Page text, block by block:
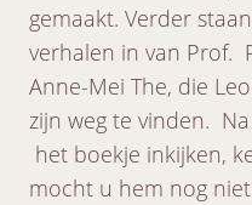
gemaakt. Verder
verhalen in van Prof.
Anne-Mei The, die
zijn weg te vinden.
het boekje inkijken,
mocht u hem nog